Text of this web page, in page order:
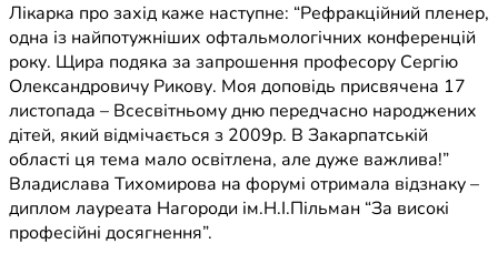
Лікарка про захід каже наступне: “Рефракційний пленер,
одна із найпотужніших офтальмологічних конференцій
року. Щира подяка за запрошення професору Сергію
Олександровичу Рикову. Моя доповідь присвячена 17
листопада – Всесвітньому дню передчасно народжених
дітей, який відмічається з 2009р. В Закарпатській
області ця тема мало освітлена, але дуже важлива!”
Владислава Тихомирова на форумі отримала відзнаку –
диплом лауреата Нагороди ім.Н.І.Пільман “За високі
професійні досягнення”.